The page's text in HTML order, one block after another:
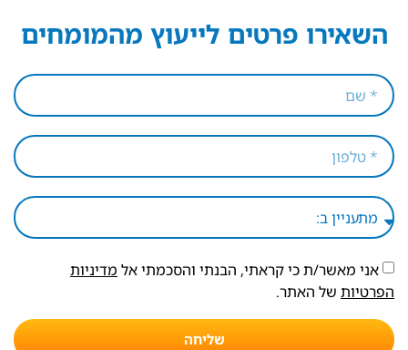
השאירו פרטים לייעוץ מהמומחים
אני מאשר/ת כי קראתי, הבנתי והסכמתי אל מדיניות
הפרטיות של האתר.
שליחה